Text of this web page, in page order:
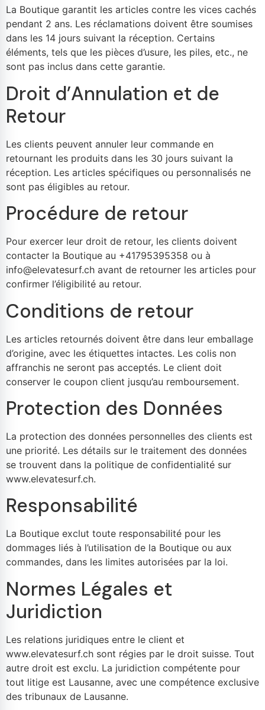
La Boutique garantit les articles contre les vices cachés
pendant 2 ans. Les réclamations doivent être soumises
dans les 14 jours suivant la réception. Certains
éléments, tels que les pièces d’usure, les piles, etc., ne
sont pas inclus dans cette garantie.
Droit d’Annulation et de
Retour
Les clients peuvent annuler leur commande en
retournant les produits dans les 30 jours suivant la
réception. Les articles spécifiques ou personnalisés ne
sont pas éligibles au retour.
Procédure de retour
Pour exercer leur droit de retour, les clients doivent
contacter la Boutique au +41795395358 ou à
info@elevatesurf.ch avant de retourner les articles pour
confirmer l’éligibilité au retour.
Conditions de retour
Les articles retournés doivent être dans leur emballage
d’origine, avec les étiquettes intactes. Les colis non
affranchis ne seront pas acceptés. Le client doit
conserver le coupon client jusqu’au remboursement.
Protection des Données
La protection des données personnelles des clients est
une priorité. Les détails sur le traitement des données
se trouvent dans la politique de confidentialité sur
www.elevatesurf.ch.
Responsabilité
La Boutique exclut toute responsabilité pour les
dommages liés à l’utilisation de la Boutique ou aux
commandes, dans les limites autorisées par la loi.
Normes Légales et
Juridiction
Les relations juridiques entre le client et
www.elevatesurf.ch sont régies par le droit suisse. Tout
autre droit est exclu. La juridiction compétente pour
tout litige est Lausanne, avec une compétence exclusive
des tribunaux de Lausanne.